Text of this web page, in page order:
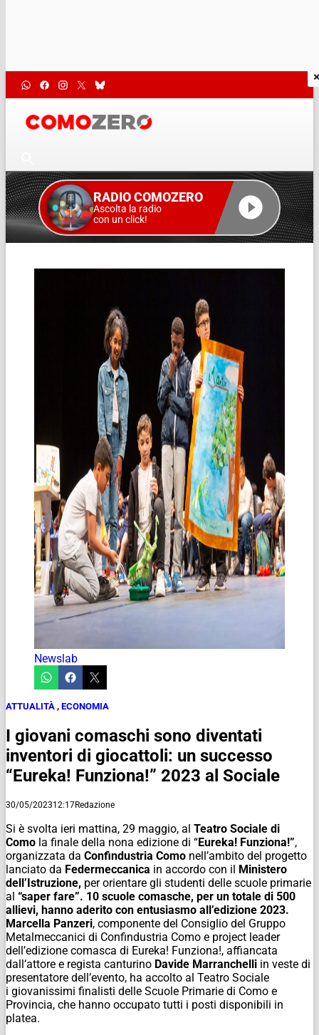
RADIO COMOZERO
Ascolta la radio
con un click!
Newslab
ATTUALITÀ , ECONOMIA
I giovani comaschi sono diventati
inventori di giocattoli: un successo
“Eureka! Funziona!” 2023 al Sociale
30/05/202312:17Redazione
Si è svolta ieri mattina, 29 maggio, al Teatro Sociale di
Como la finale della nona edizione di “Eureka! Funziona!”,
organizzata da Confindustria Como nell’ambito del progetto
lanciato da Federmeccanica in accordo con il Ministero
dell’Istruzione, per orientare gli studenti delle scuole primarie
al “saper fare”. 10 scuole comasche, per un totale di 500
allievi, hanno aderito con entusiasmo all’edizione 2023.
Marcella Panzeri, componente del Consiglio del Gruppo
Metalmeccanici di Confindustria Como e project leader
dell’edizione comasca di Eureka! Funziona!, affiancata
dall’attore e regista canturino Davide Marranchelli in veste di
presentatore dell’evento, ha accolto al Teatro Sociale
i giovanissimi finalisti delle Scuole Primarie di Como e
Provincia, che hanno occupato tutti i posti disponibili in
platea.